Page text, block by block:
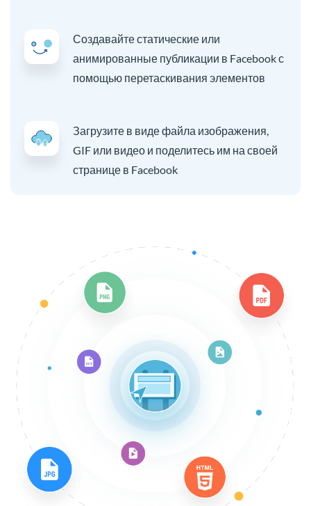
Создавайте статические или
анимированные публикации в Facebook с
помощью перетаскивания элементов
Загрузите в виде файла изображения,
GIF или видео и поделитесь им на своей
странице в Facebook